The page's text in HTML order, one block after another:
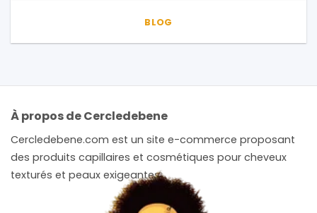
BLOG
À propos de Cercledebene
Cercledebene.com est un site e-commerce proposant
des produits capillaires et cosmétiques pour cheveux
texturés et peaux exigeantes.